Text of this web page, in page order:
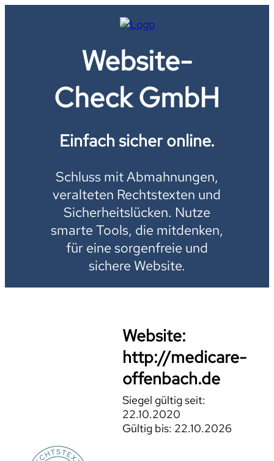
Website-
Check GmbH
Einfach sicher online.
Schluss mit Abmahnungen,
veralteten Rechtstexten und
Sicherheitslücken. Nutze
smarte Tools, die mitdenken,
für eine sorgenfreie und
sichere Website.
Website:
http://medicare-
offenbach.de
Siegel gültig seit:
22.10.2020
Gültig bis: 22.10.2026